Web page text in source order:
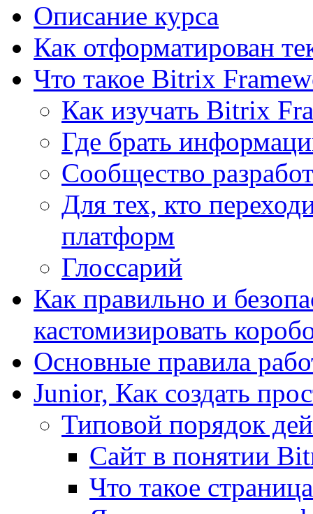
Описание курса
Как отформатирован
Что такое Bitrix
Как изучать Bitrix
Где брать
Сообщество
Для тех, кто
платформ
Глоссарий
Как правильно и
кастомизировать
Основные правила
Junior, Как создать
Типовой порядок
Сайт в понятии
Что такое страница